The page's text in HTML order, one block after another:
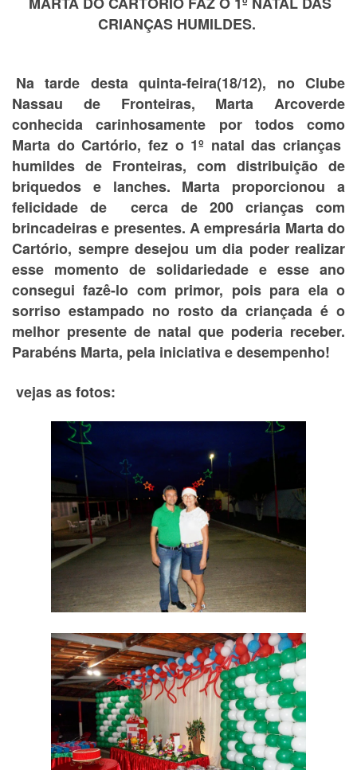
CRIANÇAS HUMILDES.
Na tarde desta quinta-feira(18/12), no Clube
Nassau de Fronteiras, Marta Arcoverde
conhecida carinhosamente por todos como
Marta do Cartório, fez o 1º natal das crianças
humildes de Fronteiras, com distribuição de
briquedos e lanches. Marta proporcionou a
felicidade de cerca de 200 crianças com
brincadeiras e presentes. A empresária Marta do
Cartório, sempre desejou um dia poder realizar
esse momento de solidariedade e esse ano
consegui fazê-lo com primor, pois para ela o
sorriso estampado no rosto da criançada é o
melhor presente de natal que poderia receber.
Parabéns Marta, pela iniciativa e desempenho!
vejas as fotos: